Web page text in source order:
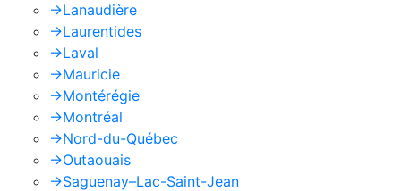
->Lanaudière
->Laurentides
->Laval
->Mauricie
->Montérégie
->Montréal
->Nord-du-Québec
->Outaouais
->Saguenay–Lac-Saint-Jean